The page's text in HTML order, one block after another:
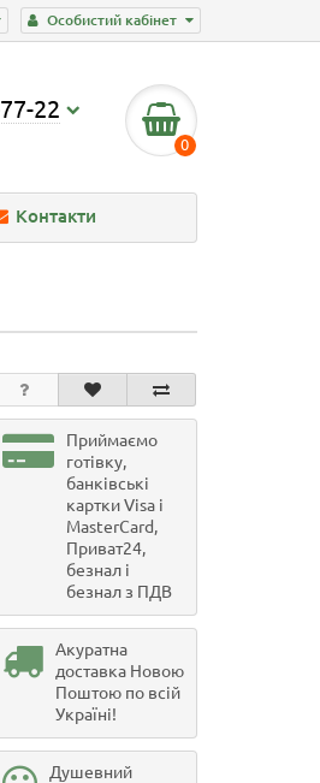
Особистий кабінет
22
0
Контакти
Приймаємо
готівку,
банківські
картки Visa і
MasterCard,
Приват24,
безнал і
безнал з ПДВ
Акуратна
доставка Новою
Поштою по всій
Україні!
Душевний